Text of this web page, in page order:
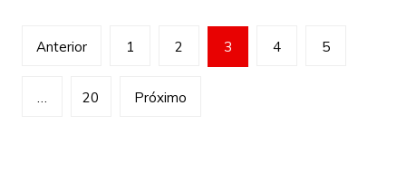
Paginação
Anterior 1 2 3 4 5
20 Próximo